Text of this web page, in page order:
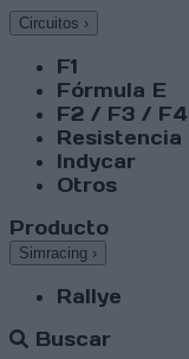
Circuitos ›
F1
Fórmula E
F2 / F3 / F4
Resistencia
Indycar
Otros
Producto
Simracing ›
Rallye
Buscar